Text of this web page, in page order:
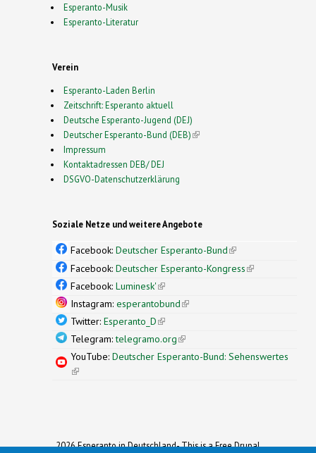
Esperanto-Musik
Esperanto-Literatur
Verein
Esperanto-Laden Berlin
Zeitschrift: Esperanto aktuell
Deutsche Esperanto-Jugend (DEJ)
Deutscher Esperanto-Bund (DEB)(link is external)
Impressum
Kontaktadressen DEB/ DEJ
DSGVO-Datenschutzerklärung
Soziale Netze und weitere Angebote
Facebook: Deutscher Esperanto-Bund(link is
external)
Facebook: Deutscher Esperanto-Kongress(link is
Facebook: Luminesk'(link is external)
Instagram: esperantobund(link is external)
Twitter: Esperanto_D(link is external)
Telegram:telegramo.org(link is external)
YouTube: Deutscher Esperanto-Bund: Sehenswertes
(link is external)
2026 Esperanto in Deutschland- This is a Free Drupal